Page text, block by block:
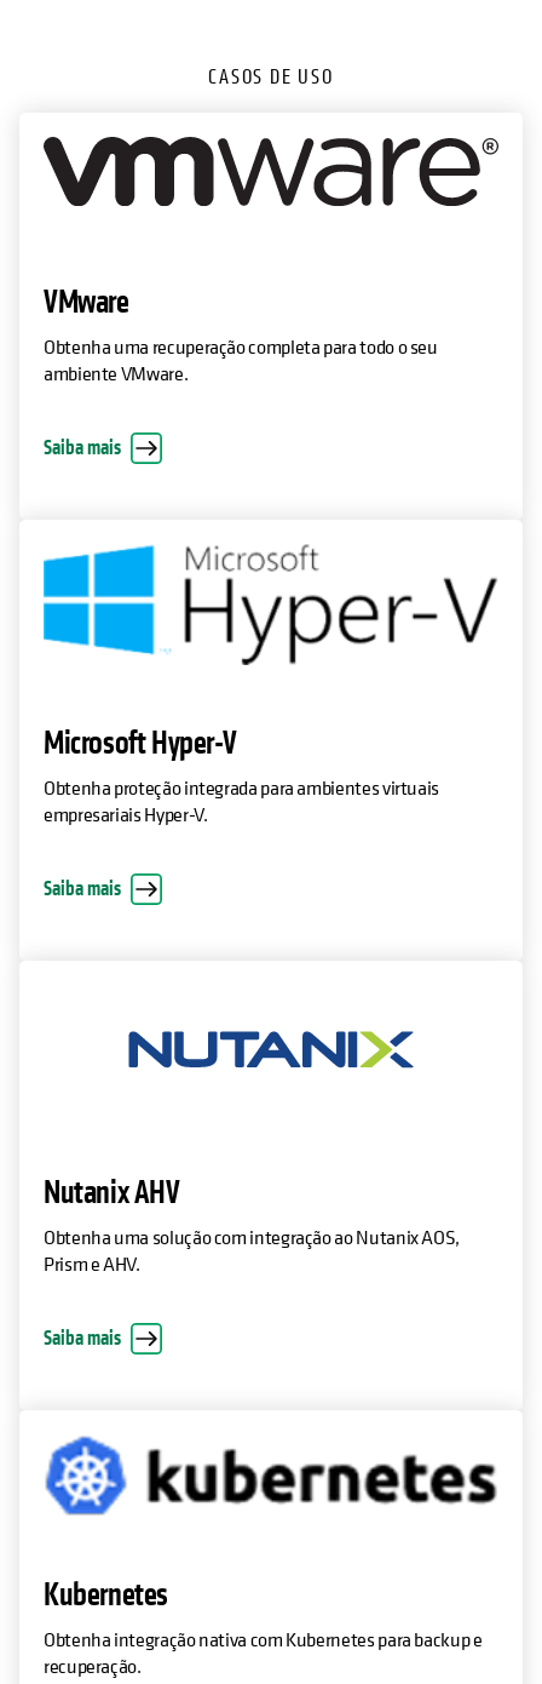
CASOS DE USO
VMware
Obtenha uma recuperação completa para todo o seu
ambiente VMware.
Saiba mais
Microsoft Hyper-V
Obtenha proteção integrada para ambientes virtuais
empresariais Hyper-V.
Saiba mais
Nutanix AHV
Obtenha uma solução com integração ao Nutanix AOS,
Prism e AHV.
Saiba mais
Kubernetes
Obtenha integração nativa com Kubernetes para backup e
recuperação.